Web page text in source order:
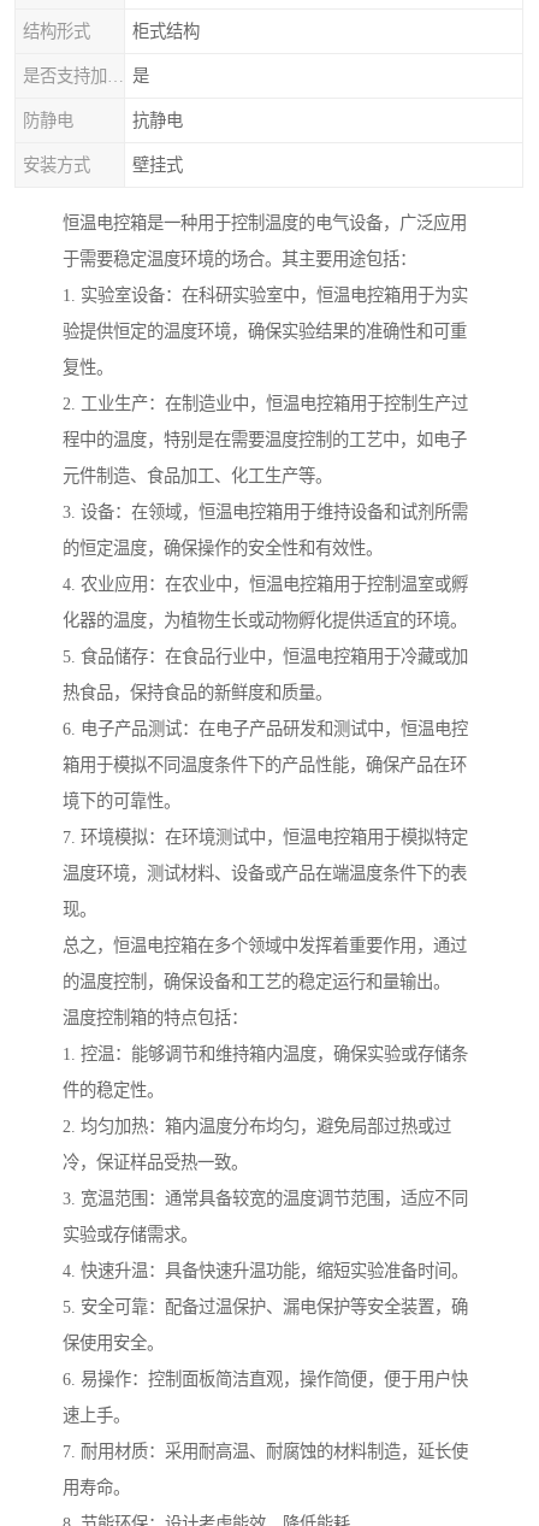
结构形式 柜式结构
是
防静电 抗静电
安装方式 壁挂式
恒温电控箱是一种用于控制温度的电气设备，广泛应用
于需要稳定温度环境的场合。其主要用途包括：
1. 实验室设备：在科研实验室中，恒温电控箱用于为实
验提供恒定的温度环境，确保实验结果的准确性和可重
复性。
2. 工业生产：在制造业中，恒温电控箱用于控制生产过
程中的温度，特别是在需要温度控制的工艺中，如电子
元件制造、食品加工、化工生产等。
3. 设备：在领域，恒温电控箱用于维持设备和试剂所需
的恒定温度，确保操作的安全性和有效性。
4. 农业应用：在农业中，恒温电控箱用于控制温室或孵
化器的温度，为植物生长或动物孵化提供适宜的环境。
5. 食品储存：在食品行业中，恒温电控箱用于冷藏或加
热食品，保持食品的新鲜度和质量。
6. 电子产品测试：在电子产品研发和测试中，恒温电控
箱用于模拟不同温度条件下的产品性能，确保产品在环
境下的可靠性。
7. 环境模拟：在环境测试中，恒温电控箱用于模拟特定
温度环境，测试材料、设备或产品在端温度条件下的表
现。
总之，恒温电控箱在多个领域中发挥着重要作用，通过
的温度控制，确保设备和工艺的稳定运行和量输出。
温度控制箱的特点包括：
1. 控温：能够调节和维持箱内温度，确保实验或存储条
件的稳定性。
2. 均匀加热：箱内温度分布均匀，避免局部过热或过
冷，保证样品受热一致。
3. 宽温范围：通常具备较宽的温度调节范围，适应不同
实验或存储需求。
4. 快速升温：具备快速升温功能，缩短实验准备时间。
5. 安全可靠：配备过温保护、漏电保护等安全装置，确
保使用安全。
6. 易操作：控制面板简洁直观，操作简便，便于用户快
速上手。
7. 耐用材质：采用耐高温、耐腐蚀的材料制造，延长使
用寿命。